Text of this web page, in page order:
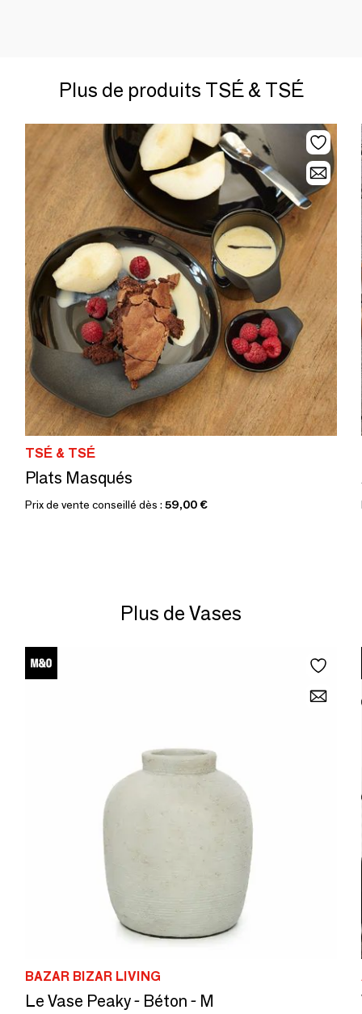
Plus de produits TSÉ & TSÉ
TSÉ & TSÉ
Plats Masqués
Prix de vente conseillé dès : 59,00 €
Plus de Vases
BAZAR BIZAR LIVING
Le Vase Peaky - Béton - M